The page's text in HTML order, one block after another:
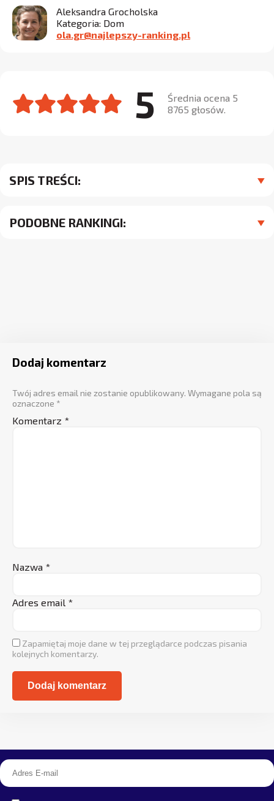
SPIS TREŚCI:
PODOBNE RANKINGI:
Aleksandra Grocholska
Kategoria: Dom
ola.gr@najlepszy-ranking.pl
5
Średnia ocena 5
8765 głosów.
Dodaj komentarz
Twój adres email nie zostanie opublikowany. Wymagane pola są
oznaczone *
Komentarz *
Nazwa *
Adres email *
Zapamiętaj moje dane w tej przeglądarce podczas pisania
kolejnych komentarzy.